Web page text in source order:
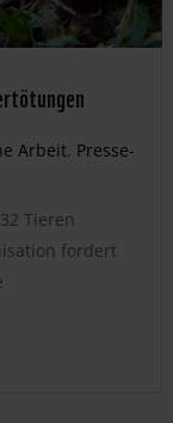
Arbeit, Presse-
Tieren
fordert